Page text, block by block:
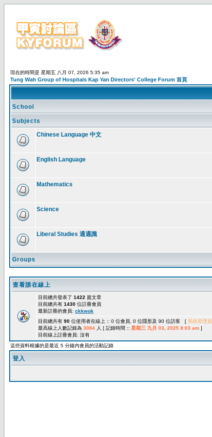
現在的時間是 星期五 八月 07, 2026 5:35 am
Tung Wah Group of Hospitals Kap Yan Directors' College Forum 首頁
School
Subjects
Chinese Language 中文
English Language
Mathematics
Science
Liberal Studies 通通識
Groups
查看誰在線上
目前總共發表了 1422 篇文章
目前總共有 1430 位註冊會員
最新註冊的會員: ckkwok
目前總共有 90 位使用者在線上 :: 0 位會員, 0 位隱形及 90 位訪客 [ 系統管理員
最高線上人數記錄為 3084 人 [ 記錄時間 :: 星期三 九月 03, 2025 8:03 am ]
目前線上註冊會員: 沒有
這些資料根據的是最近 5 分鐘內會員的活動記錄
登入